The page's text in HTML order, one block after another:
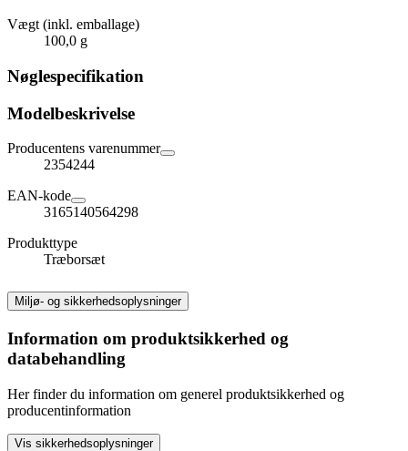
Vægt (inkl. emballage)
100,0 g
Nøglespecifikation
Modelbeskrivelse
Producentens varenummer
2354244
EAN-kode
3165140564298
Produkttype
Træborsæt
Miljø- og sikkerhedsoplysninger
Information om produktsikkerhed og
databehandling
Her finder du information om generel produktsikkerhed og
producentinformation
Vis sikkerhedsoplysninger